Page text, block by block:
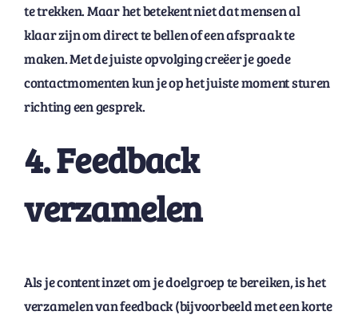
te trekken. Maar het betekent niet dat mensen al
klaar zijn om direct te bellen of een afspraak te
maken. Met de juiste opvolging creëer je goede
contactmomenten kun je op het juiste moment sturen
richting een gesprek.
4. Feedback
verzamelen
Als je content inzet om je doelgroep te bereiken, is het
verzamelen van feedback (bijvoorbeeld met een korte